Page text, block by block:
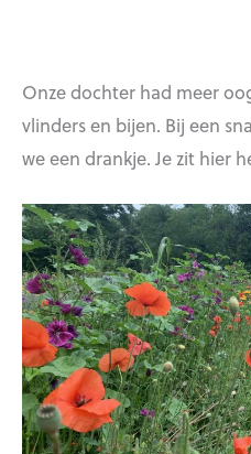
Onze dochter had meer
vlinders en bijen. Bij een
we een drankje. Je zit hier